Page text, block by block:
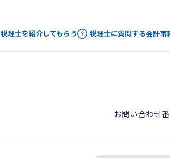
税理士を紹介してもらう 税理士に質問する会計事
お問い合わせ